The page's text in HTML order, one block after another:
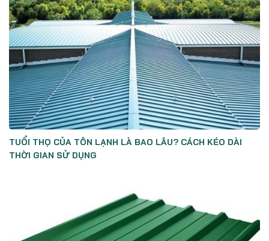
TUỔI THỌ CỦA TÔN LẠNH LÀ BAO LÂU? CÁCH KÉO DÀI
THỜI GIAN SỬ DỤNG